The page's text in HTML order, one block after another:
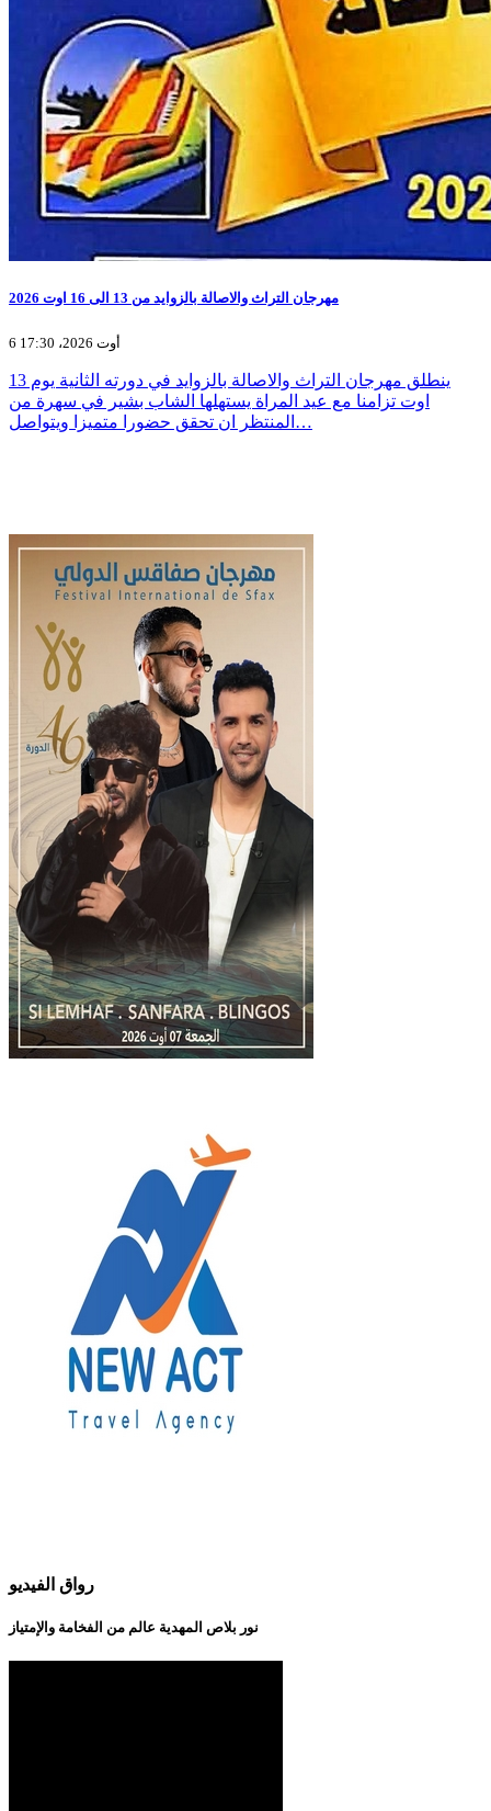
مهرجان التراث والاصالة بالزوايد من 13 الى 16 اوت 2026
6 أوت 2026، 17:30
ينطلق مهرجان التراث والاصالة بالزوايد في دورته الثانية يوم 13
اوت تزامنا مع عيد المراة يستهلها الشاب بشير في سهرة من
المنتظر ان تحقق حضورا متميزا ويتواصل…
رواق الفيديو
نور بلاص المهدية عالم من الفخامة والإمتياز